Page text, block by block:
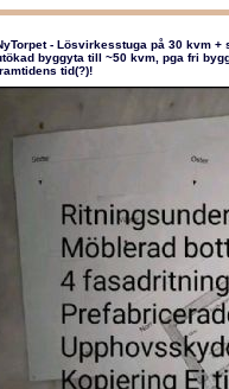
- Lösvirkesstuga på 30 kvm
byggyta till ~50 kvm, pga fri
tid(?)!